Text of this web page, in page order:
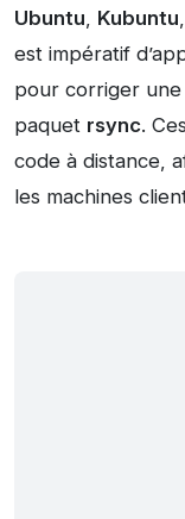
Ubuntu, Kubuntu,
est impératif
pour corriger
paquet rsync.
code à distance,
les machines